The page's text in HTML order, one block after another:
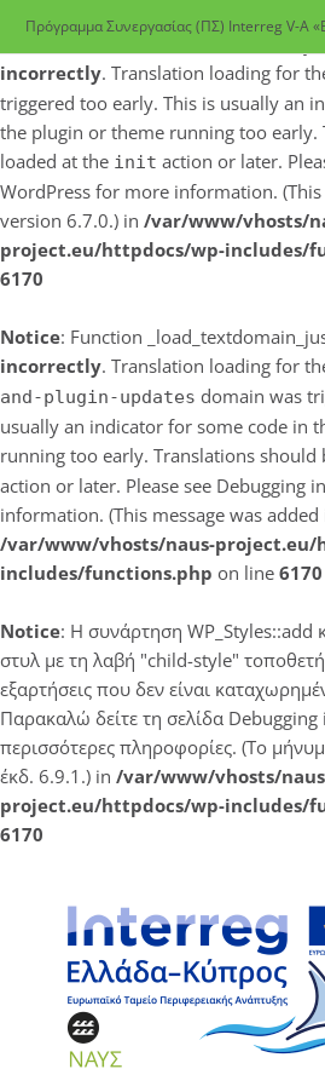
incorrectly. Translation loading for
triggered too early. This is usually an
the plugin or theme running too early.
loaded at the init action or later.
WordPress for more information. (This
version 6.7.0.) in /var/www/vhosts/
project.eu/httpdocs/wp-includes/
6170
Notice: Function
incorrectly. Translation loading for
and-plugin-updates domain was
usually an indicator for some code in
running too early. Translations should
action or later. Please see Debugging
information. (This message was
/var/www/vhosts/naus-project.eu/
includes/functions.php on line 6170
Notice: Η συνάρτηση WP_Styles::add
στυλ με τη λαβή "child-style"
εξαρτήσεις που δεν είναι
Παρακαλώ δείτε τη σελίδα Debugging
περισσότερες πληροφορίες. (Το
έκδ. 6.9.1.) in /var/www/vhosts/
project.eu/httpdocs/wp-includes/
6170
περιεχόμενο
Πρόγραμμα Συνεργασίας (ΠΣ) Interreg V-A